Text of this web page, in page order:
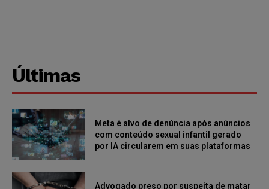
Últimas
Meta é alvo de denúncia após anúncios
com conteúdo sexual infantil gerado
por IA circularem em suas plataformas
Advogado preso por suspeita de matar